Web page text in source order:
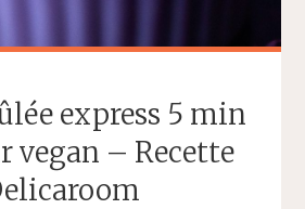
express 5 min
vegan – Recette